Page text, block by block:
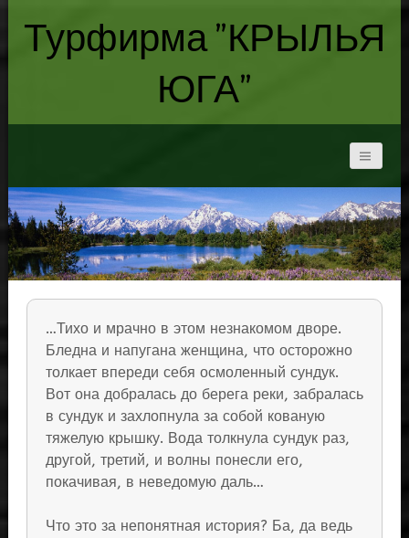
Турфирма "КРЫЛЬЯ
ЮГА"
…Тихо и мрачно в этом незнакомом дворе.
Бледна и напугана женщина, что осторожно
толкает впереди себя осмоленный сундук.
Вот она добралась до берега реки, забралась
в сундук и захлопнула за собой кованую
тяжелую крышку. Вода толкнула сундук раз,
другой, третий, и волны понесли его,
покачивая, в неведомую даль…
Что это за непонятная история? Ба, да ведь